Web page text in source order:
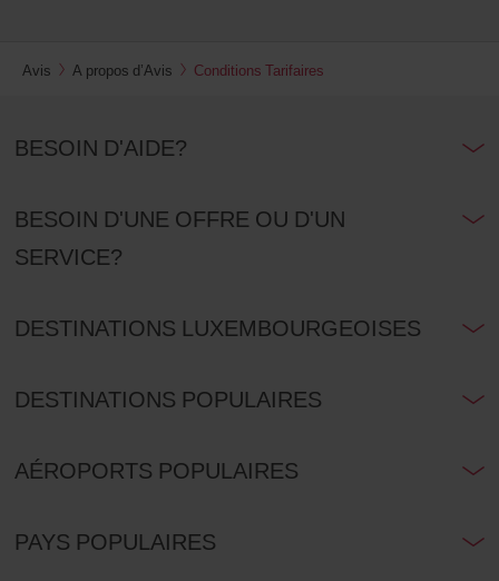
Avis A propos d’Avis Conditions Tarifaires
BESOIN D'AIDE?
BESOIN D'UNE OFFRE OU D'UN
SERVICE?
DESTINATIONS LUXEMBOURGEOISES
DESTINATIONS POPULAIRES
AÉROPORTS POPULAIRES
PAYS POPULAIRES